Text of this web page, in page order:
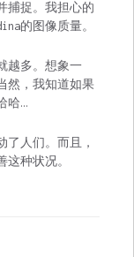
捕捉。我担心的
的图像质量。
越多。想象一
然，我知道如果
哈…
了人们。而且，
种状况。